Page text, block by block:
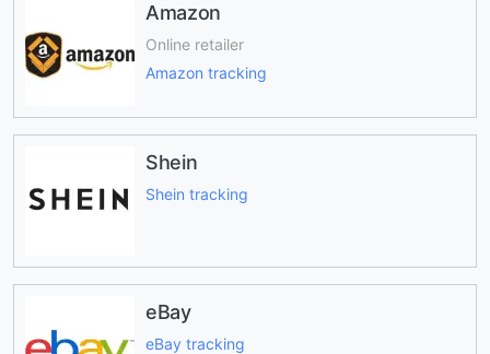
Amazon
Online retailer
Amazon tracking
Shein
Shein tracking
eBay
eBay tracking